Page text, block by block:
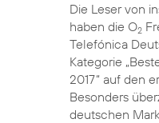
Die Leser von
haben die O2
Telefónica
Kategorie
2017“ auf den
Besonders
deutschen